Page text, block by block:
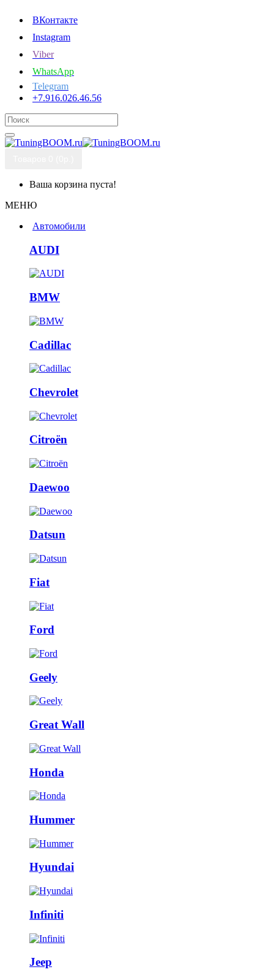
ВКонтакте
Instagram
Viber
WhatsApp
Telegram
+7.916.026.46.56
Ваша корзина пуста!
МЕНЮ
Автомобили
AUDI
BMW
Cadillac
Chevrolet
Citroën
Daewoo
Datsun
Fiat
Ford
Geely
Great Wall
Honda
Hummer
Hyundai
Infiniti
Jeep